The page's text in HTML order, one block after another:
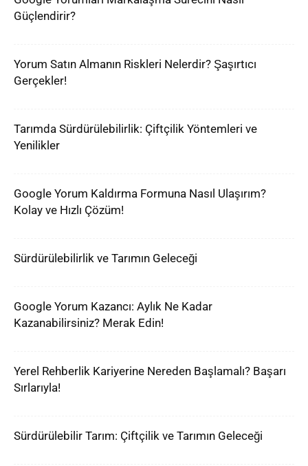
Güçlendirir?
Yorum Satın Almanın Riskleri Nelerdir? Şaşırtıcı
Gerçekler!
Tarımda Sürdürülebilirlik: Çiftçilik Yöntemleri ve
Yenilikler
Google Yorum Kaldırma Formuna Nasıl Ulaşırım?
Kolay ve Hızlı Çözüm!
Sürdürülebilirlik ve Tarımın Geleceği
Google Yorum Kazancı: Aylık Ne Kadar
Kazanabilirsiniz? Merak Edin!
Yerel Rehberlik Kariyerine Nereden Başlamalı? Başarı
Sırlarıyla!
Sürdürülebilir Tarım: Çiftçilik ve Tarımın Geleceği